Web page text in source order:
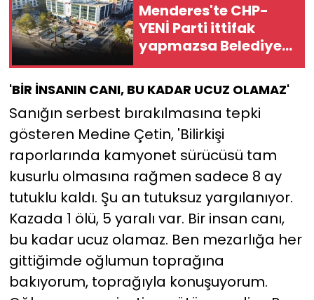
Menderes'te CHP-
YENİ Parti ittifak
yapmazsa Belediye
AK Parti'ye geçebilir!
'BİR İNSANIN CANI, BU KADAR UCUZ OLAMAZ'
Sanığın serbest bırakılmasına tepki
gösteren Medine Çetin, 'Bilirkişi
raporlarında kamyonet sürücüsü tam
kusurlu olmasına rağmen sadece 8 ay
tutuklu kaldı. Şu an tutuksuz yargılanıyor.
Kazada 1 ölü, 5 yaralı var. Bir insan canı,
bu kadar ucuz olamaz. Ben mezarlığa her
gittiğimde oğlumun toprağına
bakıyorum, toprağıyla konuşuyorum.